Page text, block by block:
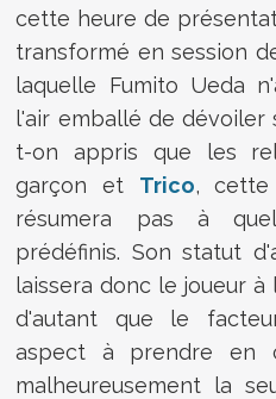
cette heure de
transformé en session
laquelle Fumito Ueda
l'air emballé de dévoiler
t-on appris que les
garçon et Trico, cette
résumera pas à
prédéfinis. Son statut
laissera donc le joueur à
d'autant que le
aspect à prendre en
malheureusement la